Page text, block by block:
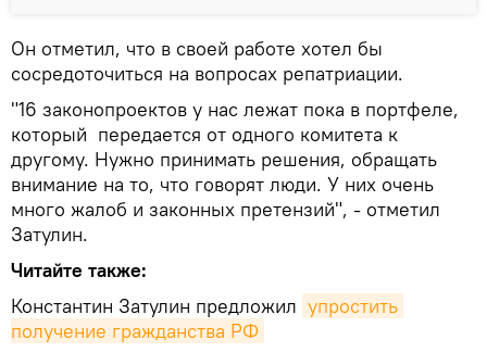
Он отметил, что в своей работе хотел бы
сосредоточиться на вопросах репатриации.
"16 законопроектов у нас лежат пока в портфеле,
который передается от одного комитета к
другому. Нужно принимать решения, обращать
внимание на то, что говорят люди. У них очень
много жалоб и законных претензий", - отметил
Затулин.
Читайте также:
Константин Затулин предложил упростить
получение гражданства РФ